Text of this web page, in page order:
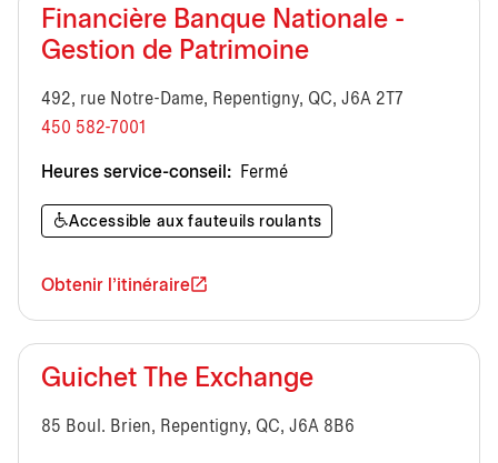
Financière Banque Nationale -
Gestion de Patrimoine
492, rue Notre-Dame, Repentigny, QC, J6A 2T7
450 582-7001
Heures service-conseil: Fermé
Accessible aux fauteuils roulants
Obtenir l'itinéraire
Guichet The Exchange
85 Boul. Brien, Repentigny, QC, J6A 8B6